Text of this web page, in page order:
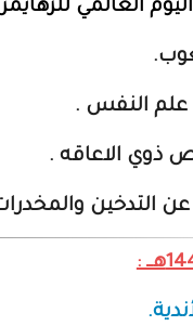
النفس .
ذوي الاعاقه .
عن التدخين